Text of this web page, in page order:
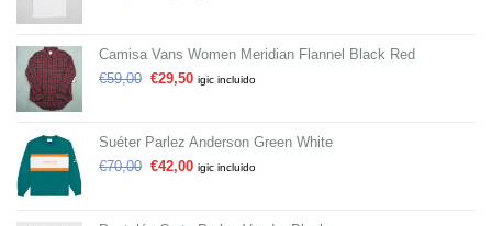
Camisa Vans Women Meridian Flannel Black Red
€59,00 €29,50 igic incluido
Suéter Parlez Anderson Green White
€70,00 €42,00 igic incluido